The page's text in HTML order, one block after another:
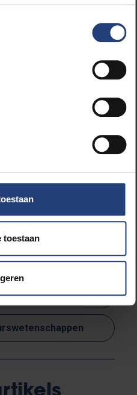
toestaan
graag in de rij om VUB-
het wereldrecord
over: